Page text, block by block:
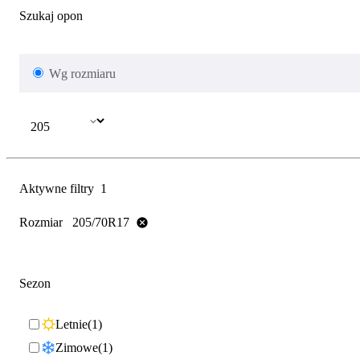
Szukaj opon
Wg rozmiaru
Aktywne filtry 1
Rozmiar 205/70R17
Sezon
Letnie 1
Zimowe 1